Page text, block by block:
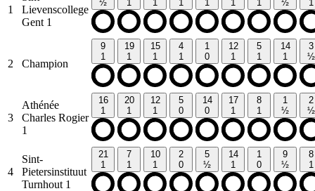
1
Lievenscollege
Gent 1
½
1
1
1
1
1
1
½
1
2 Champion
9
1
19
1
15
1
4
1
1
0
12
1
5
1
14
1
3
½
3
Athénée
Charles Rogier
1
16
1
20
1
12
1
5
0
14
0
17
1
8
1
1
½
2
½
4
Sint-
Pietersinstituut
Turnhout 1
21
1
7
1
10
1
2
0
5
½
14
1
1
0
9
½
8
1